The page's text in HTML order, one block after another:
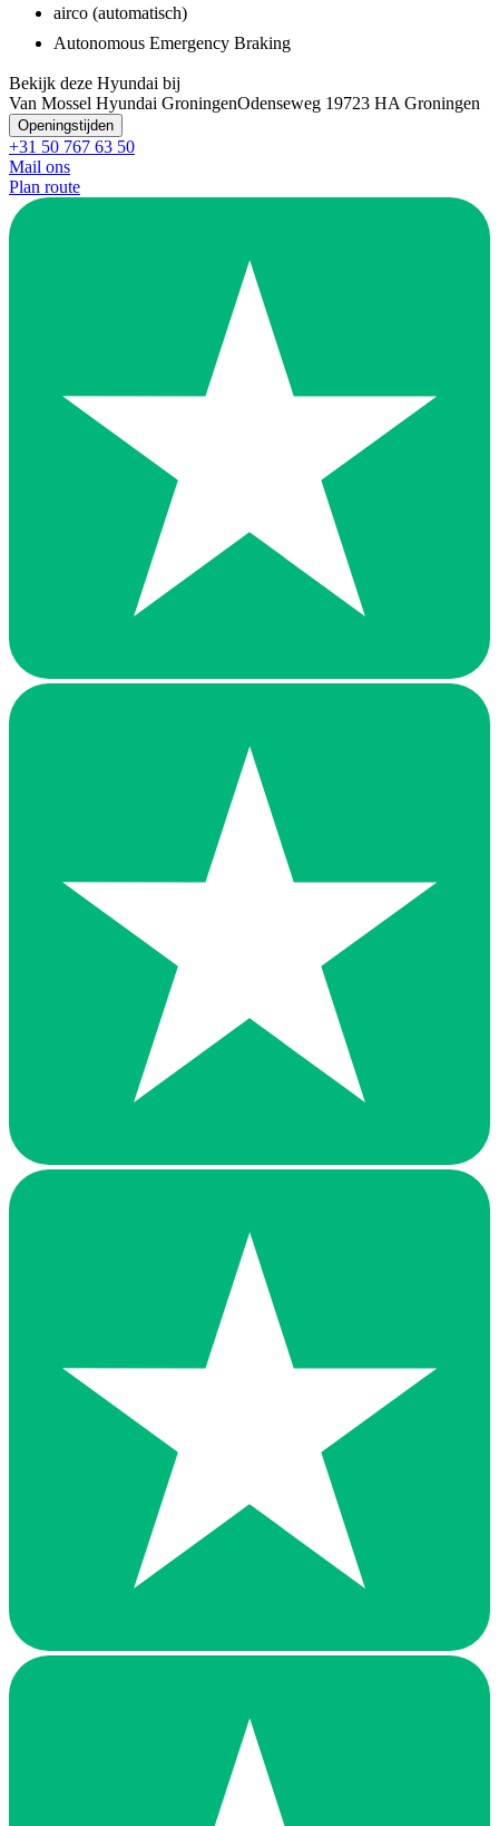
airco (automatisch)
Autonomous Emergency Braking
Bekijk deze Hyundai bij
Van Mossel Hyundai GroningenOdenseweg 19723 HA Groningen
Openingstijden
+31 50 767 63 50
Mail ons
Plan route